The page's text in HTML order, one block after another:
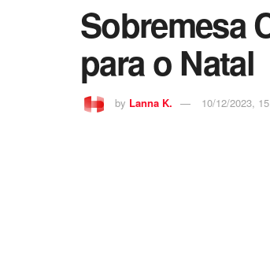
Sobremesa
para o Natal
by Lanna K. 10/12/2023,